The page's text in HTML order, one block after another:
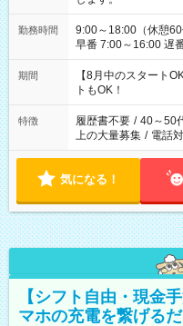
勤務時間
9:00～18:00（休憩60分） ■ご希望があれば下記シフ
早番 7:00～16:00 遅番
と休みを合わせたい
「できれば残業はし
ね。 ※Wワーク希望の方へ 今ご覧のお仕事で希望する勤務時間
と、もう1つのお仕
合は応募できません
期間
【8月中のスタート
トもOK！
特徴 履歴書不要 / 40～50
上の大量募集 / 電話
気になる！
【シフト自由・現金
マホの充電を繋げるだ